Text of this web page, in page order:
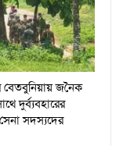
বেতবুনিয়ায় জনৈক
দুর্ব্যবহারের
সদস্যদের